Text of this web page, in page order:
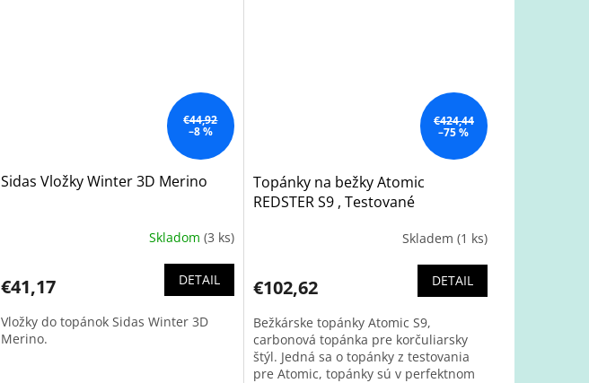
€44,92
–8 %
Sidas Vložky Winter 3D Merino
Skladom (3 ks)
€41,17 DETAIL
Vložky do topánok Sidas Winter 3D
Merino.
€424,44
–75 %
Topánky na bežky Atomic
REDSTER S9 , Testované
Skladem (1 ks)
€102,62 DETAIL
Bežkárske topánky Atomic S9,
carbonová topánka pre korčuliarsky
štýl. Jedná sa o topánky z testovania
pre Atomic, topánky sú v perfektnom